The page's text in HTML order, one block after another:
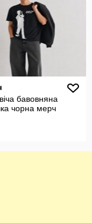
бавовняна
чорна мерч